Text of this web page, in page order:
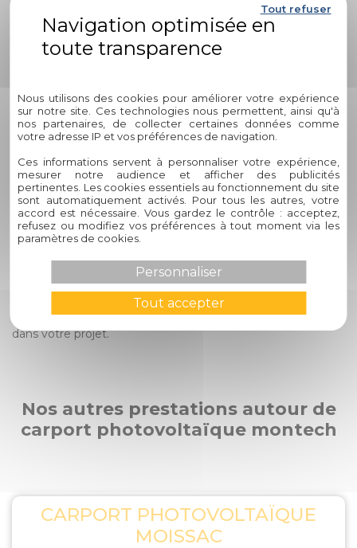
capacité à personnaliser chaque projet en fonction des
besoins spécifiques des clients, son installation
professionnelle réalisée par des experts qualifiés, son
4. Comment puis-je obtenir plus
d'informations sur les carports
photovoltaïques de chez Circelli
Habitat ?
Pour en savoir plus sur nos carports photovoltaïques à
Montauban et découvrir comment cette solution peut
véhicules et de production d'énergie propre, n'hésitez pas à
nous contacter en consultant notre site web ou en visitant
notre showroom. Notre équipe se fera un plaisir de
répondre à toutes vos questions et de vous accompagner
dans votre projet.
Nos autres prestations autour de
carport photovoltaïque montech
CARPORT PHOTOVOLTAÏQUE
MOISSAC
Nous utilisons des cookies pour améliorer votre expérience
sur notre site. Ces technologies nous permettent, ainsi qu'à
nos partenaires, de collecter certaines données comme
votre adresse IP et vos préférences de navigation.
Ces informations servent à personnaliser votre expérience,
mesurer notre audience et afficher des publicités
pertinentes. Les cookies essentiels au fonctionnement du site
sont automatiquement activés. Pour tous les autres, votre
accord est nécessaire. Vous gardez le contrôle : acceptez,
refusez ou modifiez vos préférences à tout moment via les
paramètres de cookies.
Tout accepter
Tout refuser
Personnaliser